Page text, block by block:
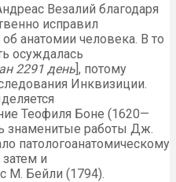
Везалий благодаря
исправил
анатомии человека. В то
осуждалась
2291 день], потому
Инквизиции.
Теофиля Боне (1620—
знаменитые работы Дж.
патологоанатомическому
и
М. Бейли (1794).